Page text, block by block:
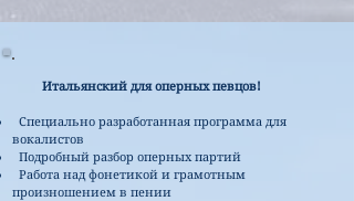
Итальянский для оперных певцов!
Специально разработанная программа для
вокалистов
Подробный разбор оперных партий
Работа над фонетикой и грамотным
произношением в пении